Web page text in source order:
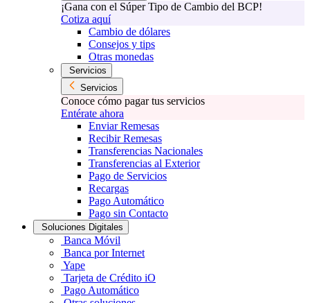
¡Gana con el Súper Tipo de Cambio del BCP!
Cotiza aquí
Cambio de dólares
Consejos y tips
Otras monedas
Servicios
Servicios
Conoce cómo pagar tus servicios
Entérate ahora
Enviar Remesas
Recibir Remesas
Transferencias Nacionales
Transferencias al Exterior
Pago de Servicios
Recargas
Pago Automático
Pago sin Contacto
Soluciones Digitales
Banca Móvil
Banca por Internet
Yape
Tarjeta de Crédito iO
Pago Automático